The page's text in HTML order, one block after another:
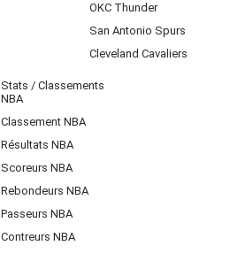
OKC Thunder
San Antonio Spurs
Cleveland Cavaliers
Stats / Classements
NBA
Classement NBA
Résultats NBA
Scoreurs NBA
Rebondeurs NBA
Passeurs NBA
Contreurs NBA